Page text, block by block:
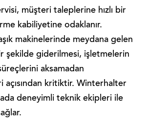
müşteri taleplerine hızlı bir
kabiliyetine odaklanır.
makinelerinde meydana gelen
şekilde giderilmesi, işletmelerin
aksamadan
açısından kritiktir. Winterhalter
deneyimli teknik ekipleri ile